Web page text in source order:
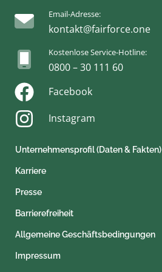
Email-Adresse:
kontakt@fairforce.one
Kostenlose Service-Hotline:
0800 – 30 111 60
Facebook
Instagram
Unternehmensprofil (Daten & Fakten)
Karriere
Presse
Barrierefreiheit
Allgemeine Geschäftsbedingungen
Impressum